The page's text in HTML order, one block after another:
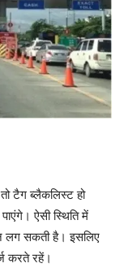
टैग ब्लैकलिस्ट हो
ऐसी स्थिति में
लग सकती है। इसलिए
करते रहें।